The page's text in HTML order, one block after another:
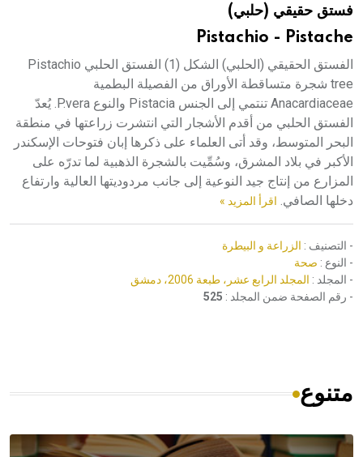
هيئة الموسوعة العربية تطلق موسوعات جديدة في عام 2026
فستق حقيقي (حلبي)
Pistachio - Pistache
الفستق الحقيقي (الحلبي) الشكل (1) الفستق الحلبي Pistachio
tree شجرة متساقطة الأوراق من الفصيلة البطمية
Anacardiaceae تنتمي إلى الجنس Pistacia والنوع P.vera. يُعدّ
الفستق الحلبي من أقدم الأشجار التي انتشرت زراعتها في منطقة
البحر المتوسط، وقد أتى العلماء على ذكرها إبان فتوحات الإسكندر
الأكبر في بلاد المشرق، وسُمِّيت بالشجرة الذهبية لما تدرّه على
المزارع من إنتاج جيد النوعية إلى جانب مردوديتها العالية وارتفاع
دخلها الصافي. اقرأ المزيد »
- التصنيف : الزراعة و البيطرة
- النوع : صحة
- المجلد : المجلد الرابع عشر، طبعة 2006، دمشق
- رقم الصفحة ضمن المجلد : 525
متنوع